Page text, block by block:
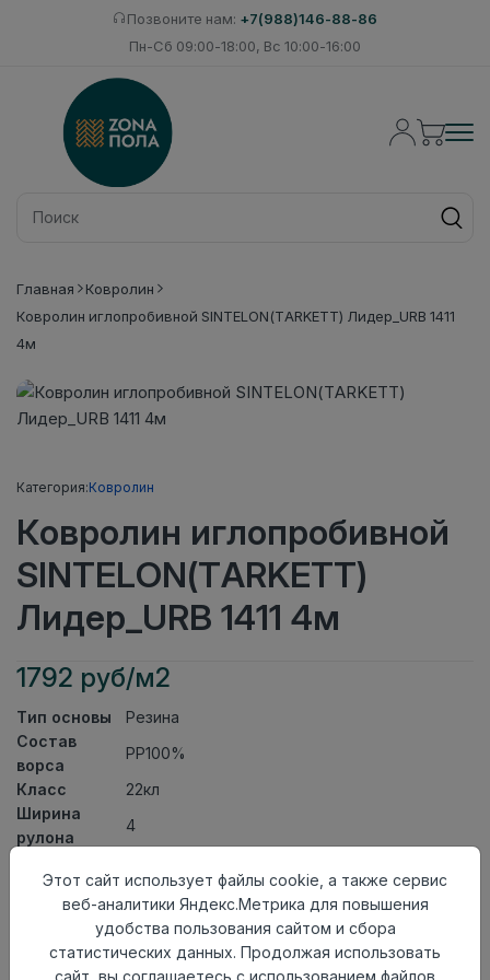
Позвоните нам: +7(988)146-88-86
Пн-Сб 09:00-18:00, Вс 10:00-16:00
Главная
Ковролин
Ковролин иглопробивной SINTELON(TARKETT) Лидер_URB 1411
4м
Категория:Ковролин
Ковролин иглопробивной
SINTELON(TARKETT)
Лидер_URB 1411 4м
1792 руб/м2
Тип основы
Резина
Состав
ворса
PP100%
Класс
22кл
Ширина
рулона
4
Вид
ковролина
Ковролин иглопробивной
происхождения
Сербия
Этот сайт использует файлы cookie, а также сервис
веб-аналитики Яндекс.Метрика для повышения
удобства пользования сайтом и сбора
статистических данных. Продолжая использовать
сайт, вы соглашаетесь с использованием файлов